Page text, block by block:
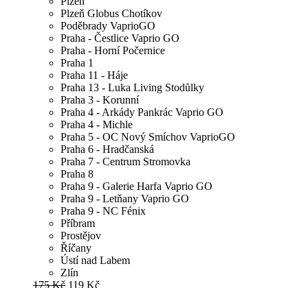
Plzeň Globus Chotíkov
Poděbrady VaprioGO
Praha - Čestlice Vaprio GO
Praha - Horní Počernice
Praha 1
Praha 11 - Háje
Praha 13 - Luka Living Stodůlky
Praha 3 - Korunní
Praha 4 - Arkády Pankrác Vaprio GO
Praha 4 - Michle
Praha 5 - OC Nový Smíchov VaprioGO
Praha 6 - Hradčanská
Praha 7 - Centrum Stromovka
Praha 8
Praha 9 - Galerie Harfa Vaprio GO
Praha 9 - Letňany Vaprio GO
Praha 9 - NC Fénix
Příbram
Prostějov
Říčany
Ústí nad Labem
Zlín
175 Kč 119 Kč